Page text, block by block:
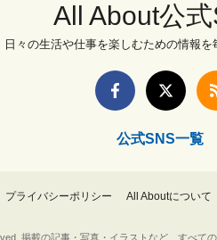
All About公
日々の生活や仕事を楽しむための情報を
公式SNS一覧
プライバシーポリシー All Aboutについて
掲載の記事・写真・イラストなど、すべて